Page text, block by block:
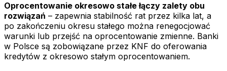
Oprocentowanie okresowo stałe łączy zalety obu
rozwiązań – zapewnia stabilność rat przez kilka lat, a
po zakończeniu okresu stałego można renegocjować
warunki lub przejść na oprocentowanie zmienne. Banki
w Polsce są zobowiązane przez KNF do oferowania
kredytów z okresowo stałym oprocentowaniem.